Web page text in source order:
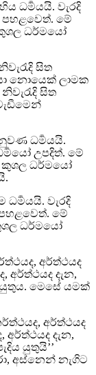
ධර්‍මයයි. වැරදි
මේ
ධර්මයෝ
සිත
නොයෙක් ලාමක
සිත
ධර්‍මයයි.
උපදිත්. මේ
කුශල ධර්මයෝ
ධර්‍මයයි. වැරදි
මේ
ධර්මයෝ
අර්ත්‍ථයද
අර්ත්‍ථයද දැන,
මෙසේ යමක්
අර්ත්‍ථයද
අර්ත්‍ථයද දැන,
යුතුයි’’
අස්නෙන් නැගිට